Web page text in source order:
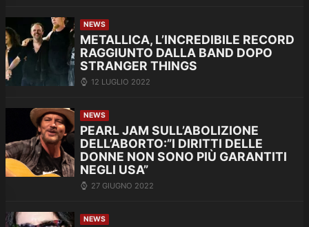
NEWS
METALLICA, L’INCREDIBILE RECORD
RAGGIUNTO DALLA BAND DOPO
STRANGER THINGS
12 LUGLIO 2022
NEWS
PEARL JAM SULL’ABOLIZIONE
DELL’ABORTO:”I DIRITTI DELLE
DONNE NON SONO PIÙ GARANTITI
NEGLI USA”
27 GIUGNO 2022
NEWS